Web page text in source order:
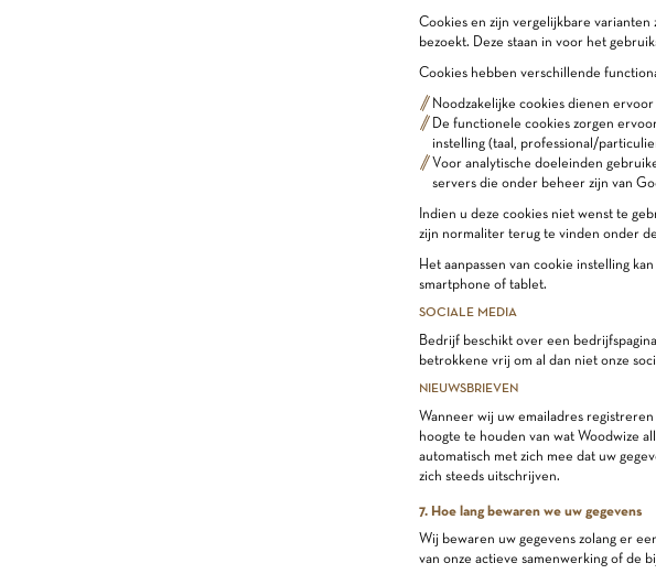
Cookies en zijn vergelijkbare
bezoekt. Deze staan in voor het
Cookies hebben verschillende
Noodzakelijke cookies dienen
De functionele cookies zorgen
instelling (taal, professional/
Voor analytische doeleinden
servers die onder beheer zijn van
Indien u deze cookies niet wenst te
zijn normaliter terug te vinden onder
Het aanpassen van cookie instelling
smartphone of tablet.
SOCIALE MEDIA
Bedrijf beschikt over een
betrokkene vrij om al dan niet onze
NIEUWSBRIEVEN
Wanneer wij uw emailadres
hoogte te houden van wat Woodwize
automatisch met zich mee dat uw
zich steeds uitschrijven.
7. Hoe lang bewaren we uw gegevens
Wij bewaren uw gegevens zolang er
van onze actieve samenwerking of de